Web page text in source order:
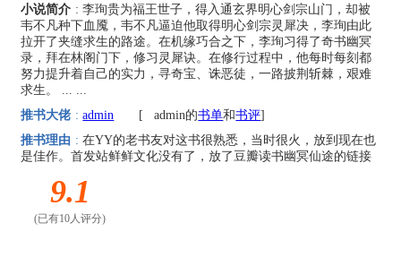
小说简介 : 李珣贵为福王世子，得入通玄界明心剑宗山门，却被
韦不凡种下血魇，韦不凡逼迫他取得明心剑宗灵犀决，李珣由此
拉开了夹缝求生的路途。在机缘巧合之下，李珣习得了奇书幽冥
录，拜在林阁门下，修习灵犀诀。在修行过程中，他每时每刻都
努力提升着自己的实力，寻奇宝、诛恶徒，一路披荆斩棘，艰难
求生。 ... ...
推书大佬 : admin [ admin的书单和书评]
推书理由 : 在YY的老书友对这书很熟悉，当时很火，放到现在也
是佳作。首发站鲜鲜文化没有了，放了豆瓣读书幽冥仙途的链接
9.1
(已有10人评分)